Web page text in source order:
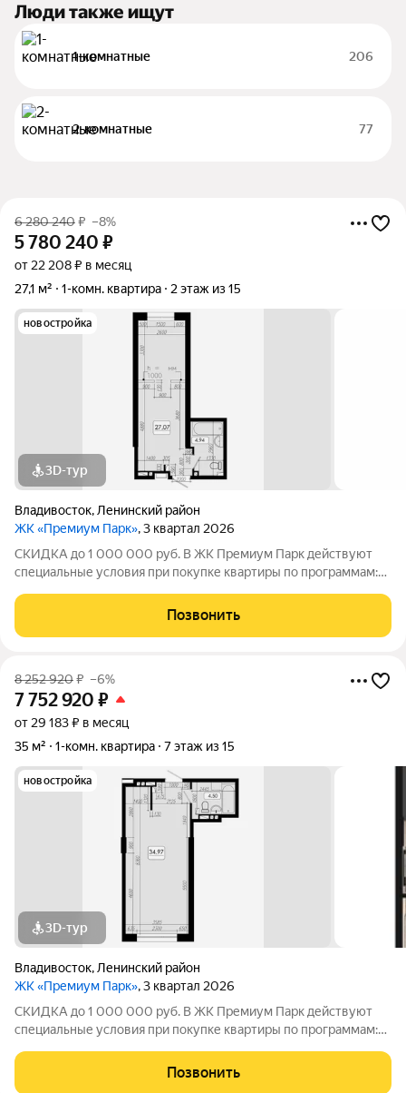
Люди также ищут
1-комнатные 206
2-комнатные 77
6 280 240₽ –8%
5 780 240 ₽
от 22 208 ₽ в месяц
27,1 м²
1-комн. квартира 2 этаж из 15
новостройка
3D-тур
Владивосток, Ленинский район
ЖК «Премиум Парк», 3 квартал 2026
СКИДКА до 1 000 000 руб. В ЖК Премиум Парк действуют
специальные условия при покупке квартиры по программам:
покупке квартиры за счёт собственных средств при 100%
оплате. Размер скидки: 1 000 000
Позвонить
8 252 920₽ –6%
7 752 920 ₽
от 29 183 ₽ в месяц
35 м²
1-комн. квартира 7 этаж из 15
новостройка
3D-тур
Владивосток, Ленинский район
ЖК «Премиум Парк», 3 квартал 2026
СКИДКА до 1 000 000 руб. В ЖК Премиум Парк действуют
специальные условия при покупке квартиры по программам:
покупке квартиры за счёт собственных средств при 100%
оплате. Размер скидки: 1 000 000
Позвонить